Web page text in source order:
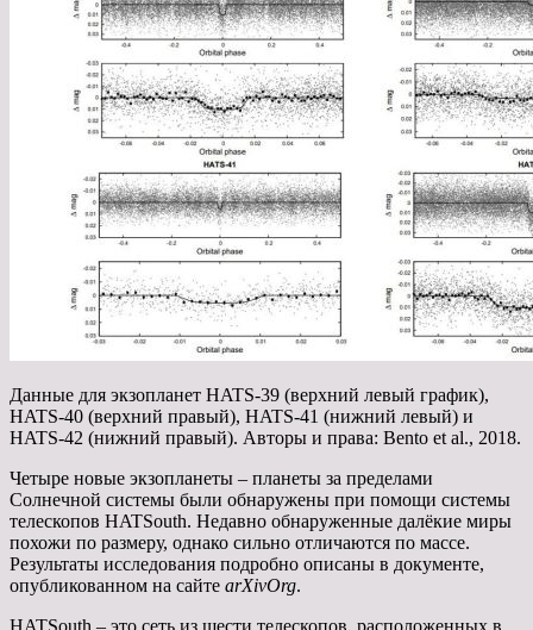
Данные для экзопланет HATS-39 (верхний левый график),
HATS-40 (верхний правый), HATS-41 (нижний левый) и
HATS-42 (нижний правый). Авторы и права: Bento et al., 2018.
Четыре новые экзопланеты – планеты за пределами
Солнечной системы были обнаружены при помощи системы
телескопов HATSouth. Недавно обнаруженные далёкие миры
похожи по размеру, однако сильно отличаются по массе.
Результаты исследования подробно описаны в документе,
опубликованном на сайте arXivOrg.
HATSouth – это сеть из шести телескопов, расположенных в